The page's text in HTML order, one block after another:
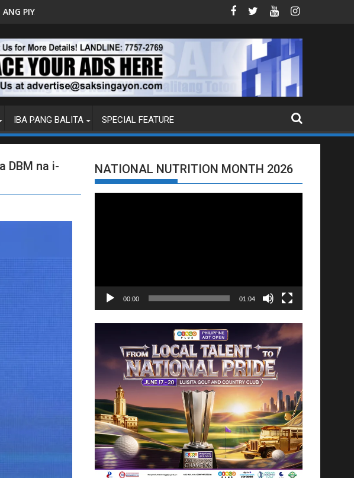
TS MAYMAY RAMDAM SA HILAGANG LUZON 5 CHINESE NATIONALS ARESTADO SA
IBA PANG BALITA SPECIAL FEATURE
DBM na i-
NATIONAL NUTRITION MONTH 2026
00:00 01:04